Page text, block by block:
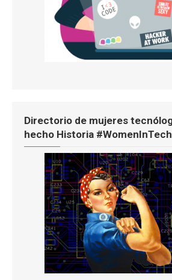
Directorio de mujeres
hecho Historia #WomenInTech